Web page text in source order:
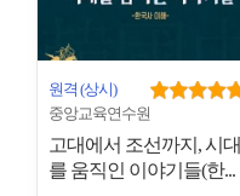
원격 (상시)
중앙교육연수원
고대에서 조선까지, 시대
를 움직인 이야기들(한...